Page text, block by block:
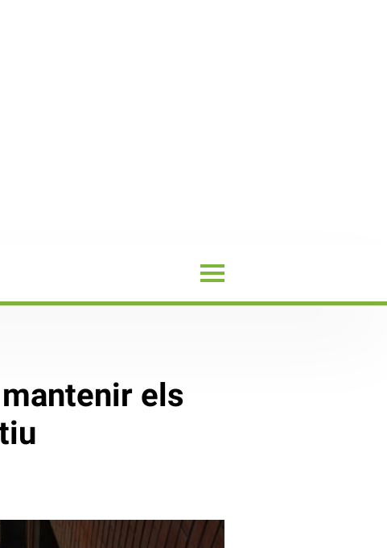
els